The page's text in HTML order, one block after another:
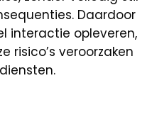
Daardoor
interactie opleveren,
risico’s veroorzaken